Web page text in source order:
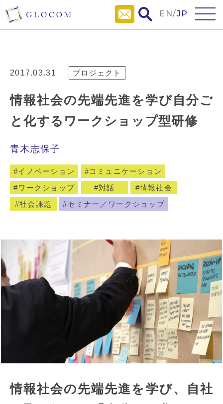
EN/JP
2017.03.31 プロジェクト
情報社会の先端先進を学び自分ご
と化するワークショップ型研修
青木志保子
イノベーション
コミュニケーション
ワークショップ
対話
情報社会
社会課題
セミナー／ワークショップ
情報社会の先端先進を学び、自社